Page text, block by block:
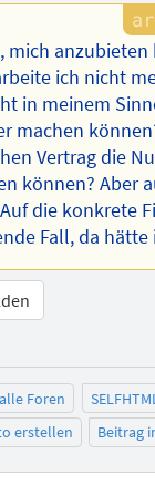
mich
ich nicht
in meinem
machen
Vertrag die
können? Aber
die konkrete
Fall, da
alle Foren
erstellen
Beitrag